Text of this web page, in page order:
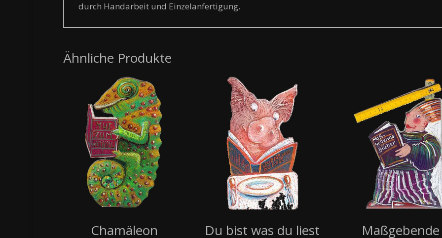
durch Handarbeit und Einzelanfertigung.
Ähnliche Produkte
Chamäleon Du bist was du liest
Maßgebende